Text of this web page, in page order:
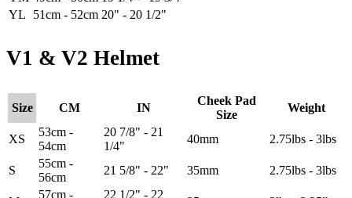
YL
51cm - 52cm 20" - 20 1/2"
V1 & V2 Helmet
Size CM IN
Cheek Pad
Size
Weight
XS
53cm -
54cm
20 7/8" - 21
1/4"
40mm 2.75lbs - 3lbs
S
55cm -
56cm
21 5/8" - 22" 35mm 2.75lbs - 3lbs
57cm - 22 1/2" - 22